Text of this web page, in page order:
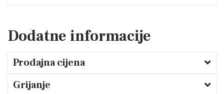
Prizemlje: autentična istarska konoba s
kaminom na drva, 4 prostorije (jedna
kotlovnica s cisternom za lož ulje), 2 sobe,
Dodatne informacije
Prodajna cijena
Grijanje